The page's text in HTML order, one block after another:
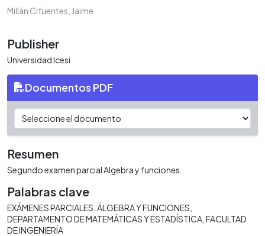
Millán Cifuentes, Jaime
Publisher
Universidad Icesi
Documentos PDF
Resumen
Segundo examen parcial Algebra y funciones
Palabras clave
EXÁMENES PARCIALES ÁLGEBRA Y FUNCIONES
DEPARTAMENTO DE MATEMÁTICAS Y ESTADÍSTICA FACULTAD
DE INGENIERÍA